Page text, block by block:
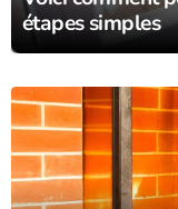
étapes simples